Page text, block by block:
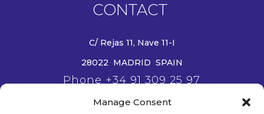
Manage Consent
CONTACT
C/ Rejas 11, Nave 11-I
28022 MADRID SPAIN
Phone +34 91 309 25 97
Email info@wanjie-europe.eu